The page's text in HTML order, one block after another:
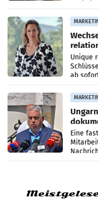
Unique
ab
PR-
Anna
Zensur
Eine